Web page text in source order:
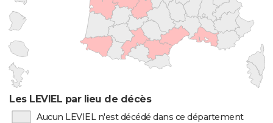
Les LEVIEL par lieu de décès
Aucun LEVIEL n'est décédé dans ce département